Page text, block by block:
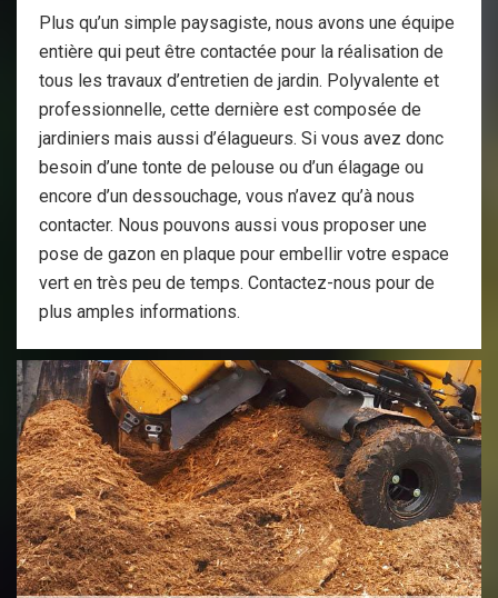
Plus qu’un simple paysagiste, nous avons une équipe
entière qui peut être contactée pour la réalisation de
tous les travaux d’entretien de jardin. Polyvalente et
professionnelle, cette dernière est composée de
jardiniers mais aussi d’élagueurs. Si vous avez donc
besoin d’une tonte de pelouse ou d’un élagage ou
encore d’un dessouchage, vous n’avez qu’à nous
contacter. Nous pouvons aussi vous proposer une
pose de gazon en plaque pour embellir votre espace
vert en très peu de temps. Contactez-nous pour de
plus amples informations.